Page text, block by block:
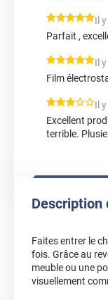
Il
Parfait ,
Il
Film
*****Il
Excellent
terrible.
Description
Faites entrer le
fois. Grâce au
meuble ou une
visuellement